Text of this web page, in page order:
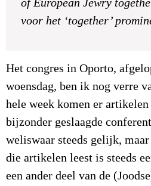
of European Jewry
voor het ‘together’
Het congres in Oporto,
woensdag, ben ik nog verre
hele week komen er
bijzonder geslaagde
weliswaar steeds gelijk,
die artikelen leest is steeds
een ander deel van de